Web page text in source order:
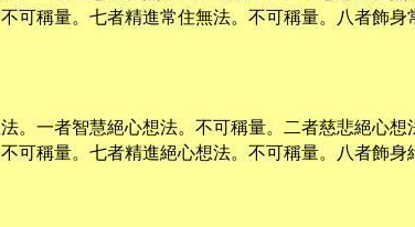
可稱量。七者精進常住無法。不可稱量。八者飾
。一者智慧絕心想法。不可稱量。二者慈悲絕心
可稱量。七者精進絕心想法。不可稱量。八者飾